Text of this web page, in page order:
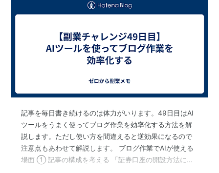
記事を毎日書き続けるのは体力がいります。49日目はAI
ツールをうまく使ってブログ作業を効率化する方法を解
説します。ただし使い方を間違えると逆効果になるので
注意点もあわせて解説します。 ブログ作業でAIが使える
場面 ① 記事の構成を考える 「証券口座の開設方法につ